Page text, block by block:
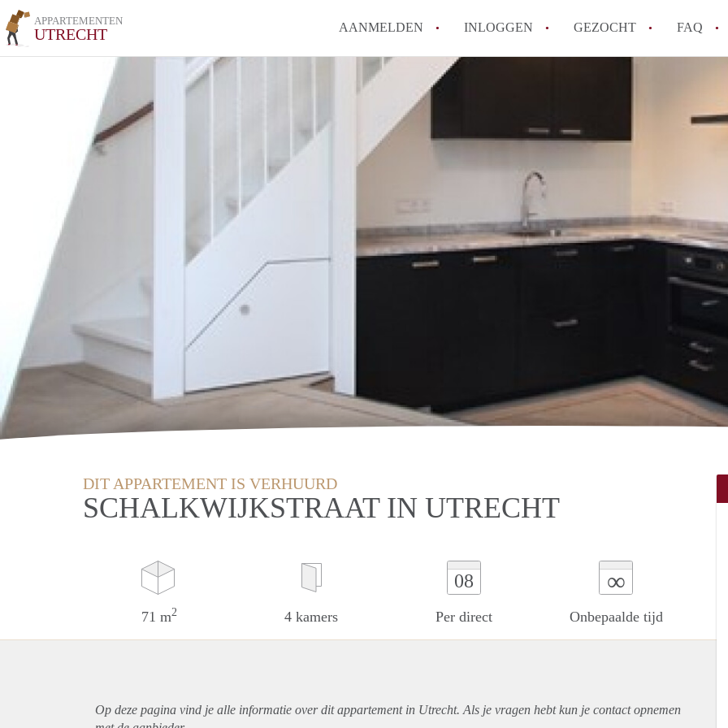
APPARTEMENTEN
UTRECHT AANMELDEN INLOGGEN GEZOCHT FAQ
Wat is AppartementenUtrecht?
Berekent AppartementenUtrecht
makelaarsvergoeding/
Is AppartementenUtrecht verantwoordelijk
Appartement / Appartementen in Utrecht?
DIT APPARTEMENT IS VERHUURD
SCHALKWIJKSTRAAT IN UTRECHT
71 m2 4 kamers
08
Per direct
∞
Onbepaalde tijd
Op deze pagina vind je alle informatie over ditappartementin Utrecht. Als je vragen hebt kun je contact opnemen